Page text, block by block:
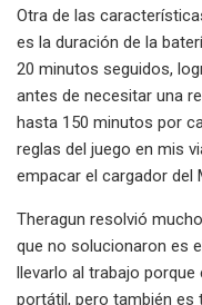
Otra de las
es la duración de la
20 minutos seguidos,
antes de necesitar una
hasta 150 minutos por
reglas del juego en mis
empacar el cargador del
Theragun resolvió
que no solucionaron es
llevarlo al trabajo
portátil, pero también es